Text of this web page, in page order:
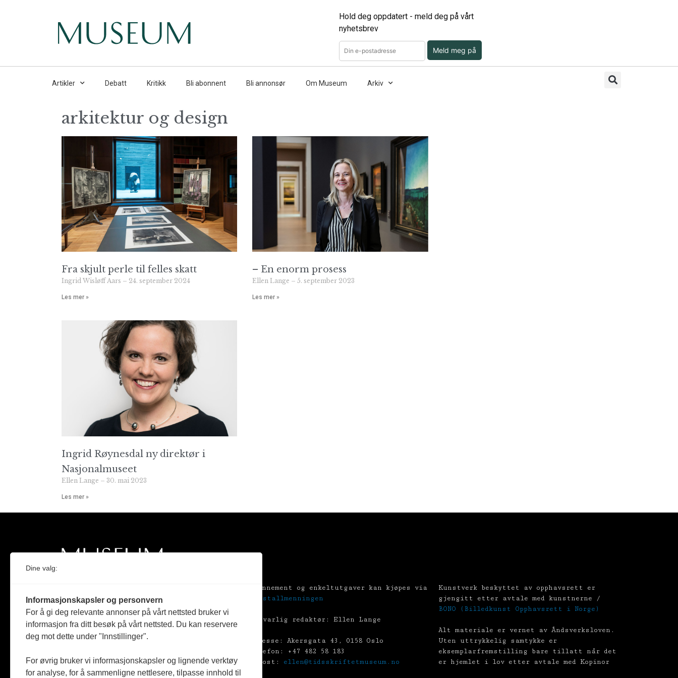
Hold deg oppdatert - meld deg på vårt
nyhetsbrev
Meld meg på
Artikler Debatt Kritikk Bli abonnent Bli annonsør Om Museum Arkiv
arkitektur og design
Fra skjult perle til felles skatt
Ingrid Wisløff Aars 24. september 2024
Les mer »
– En enorm prosess
Ellen Lange 5. september 2023
Les mer »
Ingrid Røynesdal ny direktør i
Nasjonalmuseet
Ellen Lange 30. mai 2023
Les mer »
Medlem i Norsk tidsskriftforening og
Fagpressen
Støttet av Kulturrådet og Norges
Følger Redaktørplakaten og Vær Varsom-
Abonnement og enkeltutgaver kan kjøpes via
Tekstallmenningen
Ansvarlig redaktør: Ellen Lange
Adresse: Akersgata 43, 0158 Oslo
Telefon: +47 482 58 183
E-post: ellen@tidsskriftetmuseum.no
Kunstverk beskyttet av opphavsrett er
gjengitt etter avtale med kunstnerne /
BONO (Billedkunst Opphavsrett i Norge)
Alt materiale er vernet av Åndsverksloven.
Uten uttrykkelig samtykke er
eksemplarfremstilling bare tillatt når det
er hjemlet i lov etter avtale med Kopinor
Dine valg:
Informasjonskapsler og personvern
For å gi deg relevante annonser på vårt nettsted bruker vi
informasjon fra ditt besøk på vårt nettsted. Du kan reservere
deg mot dette under "Innstillinger".
For øvrig bruker vi informasjonskapsler og lignende verktøy
for analyse, for å sammenligne nettlesere, tilpasse innhold til